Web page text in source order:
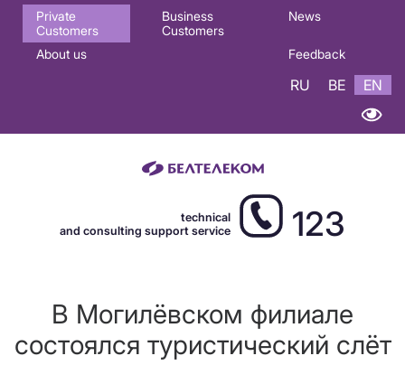
Основная
навигация
Private
Customers
Business
Customers
News
About us Feedback
RU BE EN
technical
and consulting support service
123
В Могилёвском филиале
состоялся туристический слёт